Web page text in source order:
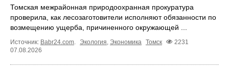
Томская межрайонная природоохранная прокуратура
проверила, как лесозаготовители исполняют обязанности по
возмещению ущерба, причиненного окружающей ...
Источник: Babr24.com. Экология, Экономика Томск
2231
07.08.2026